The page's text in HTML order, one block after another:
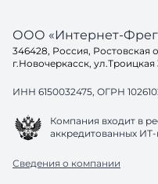
ООО «Интернет-
346428, Россия, Ростовская
г.Новочеркасск, ул.Троицкая
ИНН 6150032475, ОГРН
Компания входит в
аккредитованных
Сведения о компании